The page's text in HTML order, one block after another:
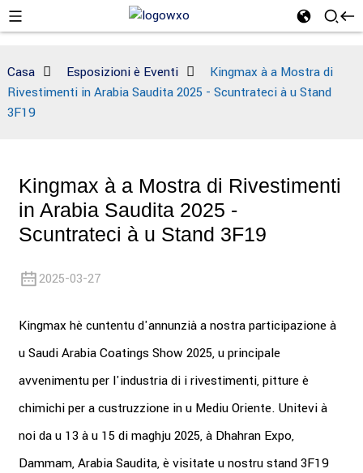
Casa Esposizioni è Eventi
Kingmax à a Mostra di
Rivestimenti in Arabia Saudita 2025 - Scuntrateci à u Stand
3F19
Kingmax à a Mostra di Rivestimenti
in Arabia Saudita 2025 -
Scuntrateci à u Stand 3F19
2025-03-27
Kingmax hè cuntentu d'annunzià a nostra participazione à
u Saudi Arabia Coatings Show 2025, u principale
avvenimentu per l'industria di i rivestimenti, pitture è
chimichi per a custruzzione in u Mediu Oriente. Unitevi à
noi da u 13 à u 15 di maghju 2025, à Dhahran Expo,
Dammam, Arabia Saudita, è visitate u nostru stand 3F19